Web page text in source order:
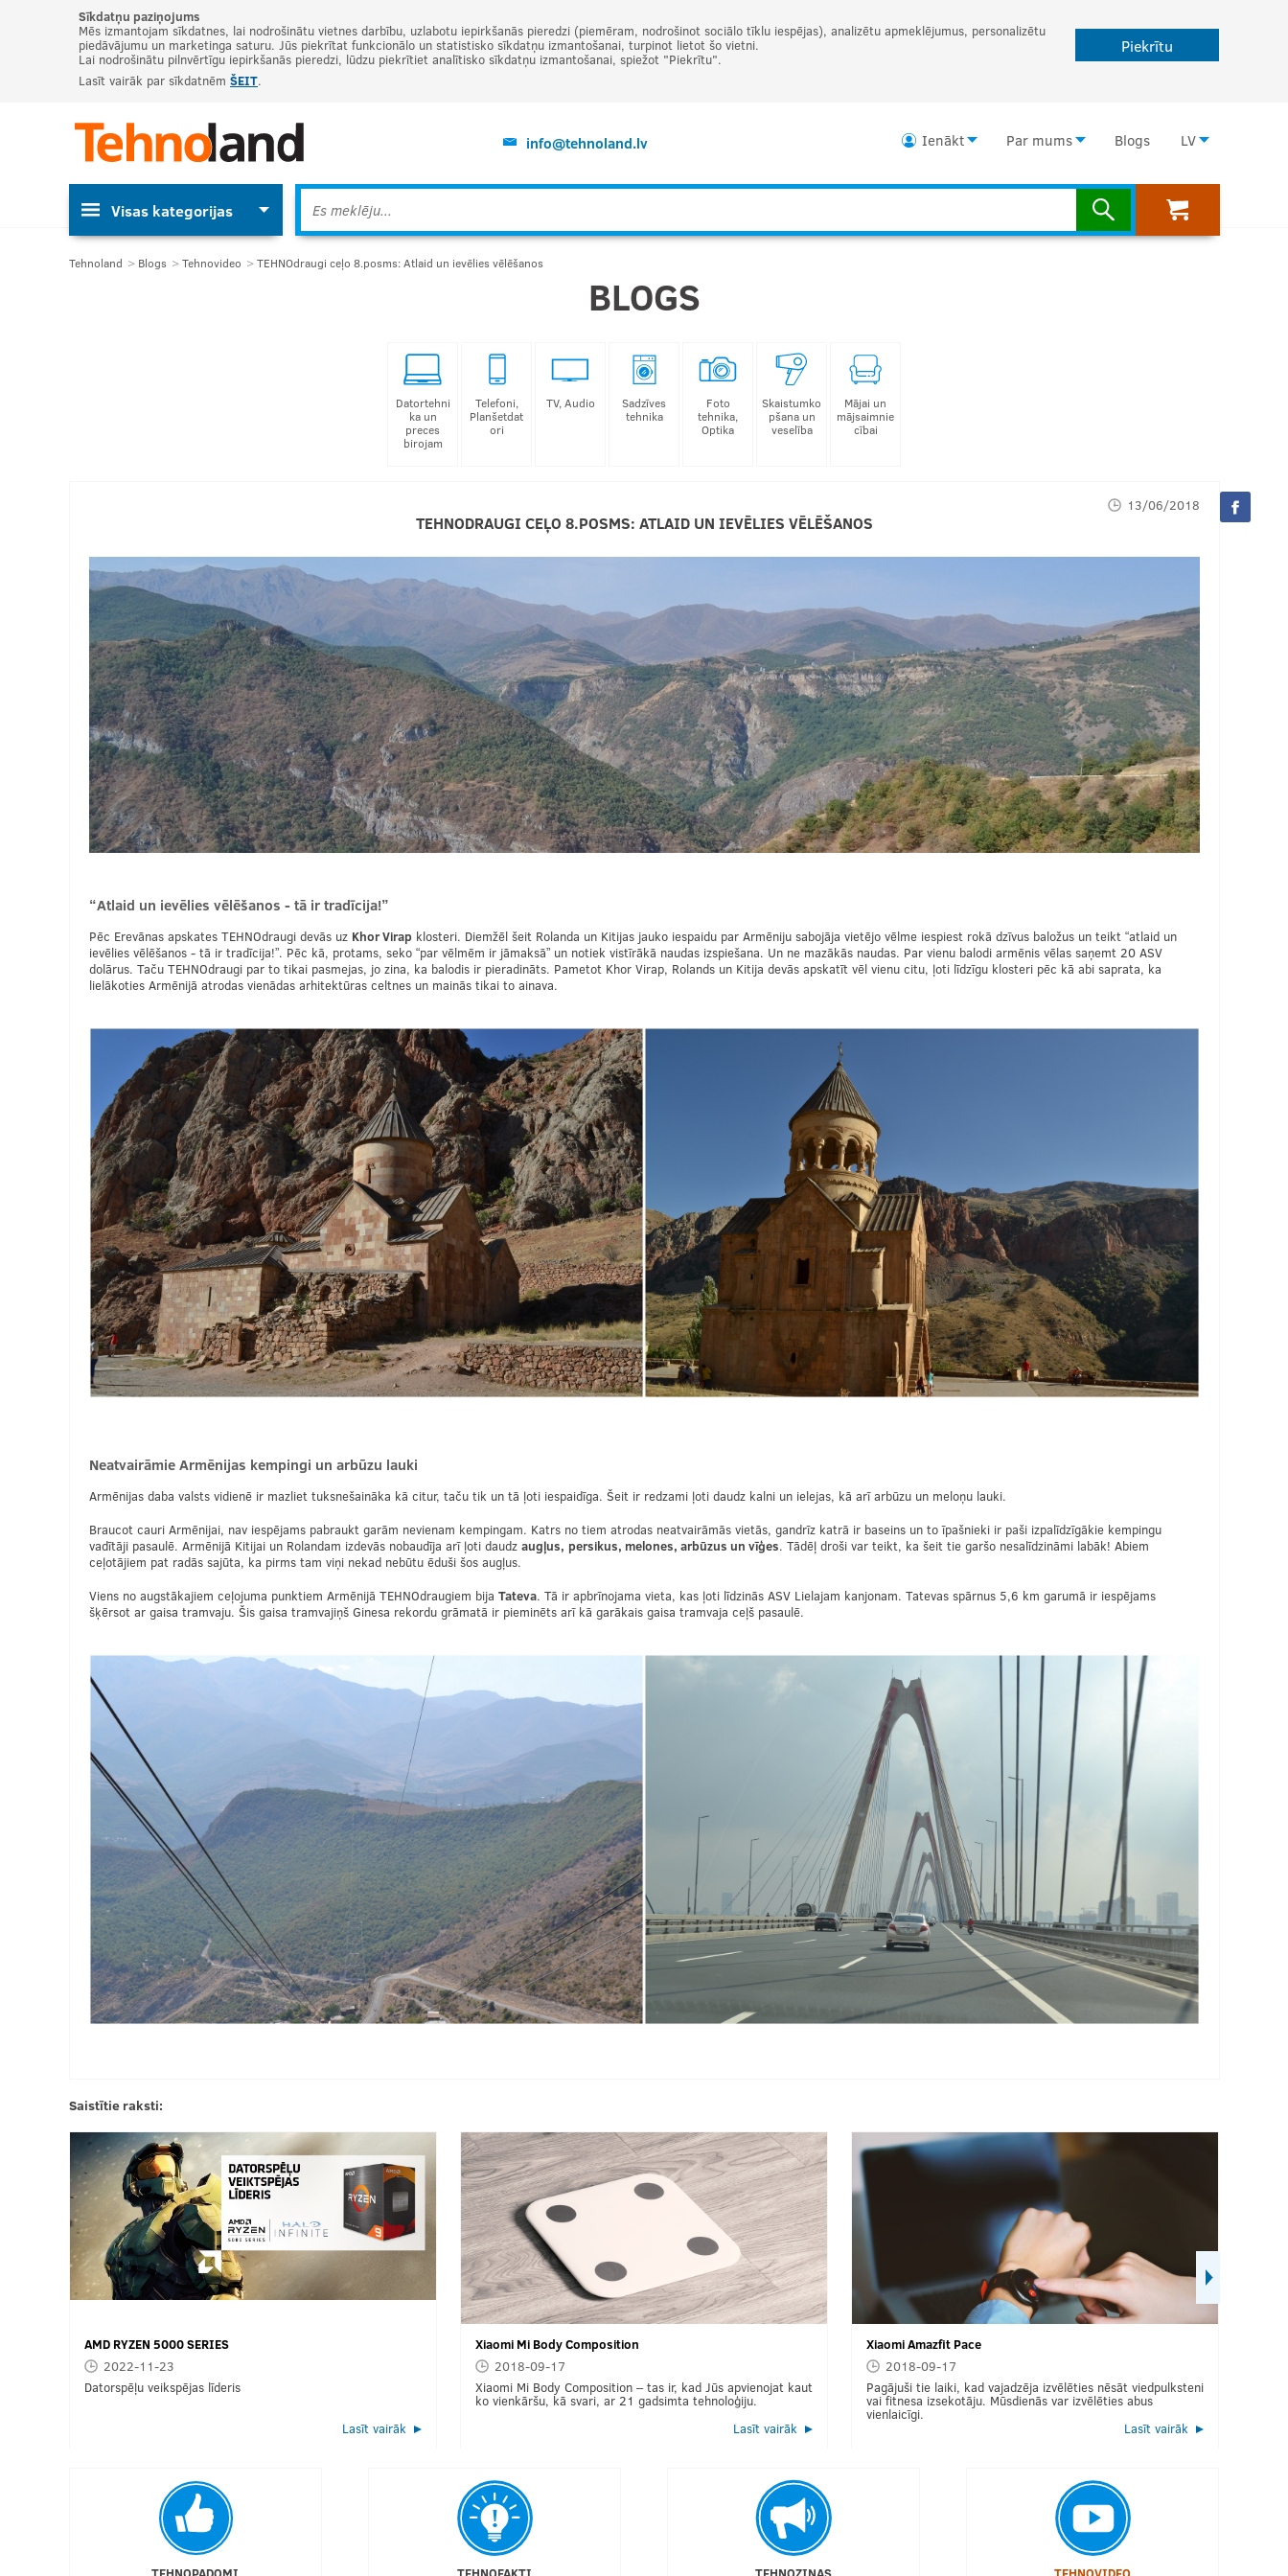
Sīkdatņu paziņojums
Mēs izmantojam sīkdatnes, lai nodrošinātu vietnes darbību, uzlabotu iepirkšanās pieredzi (piemēram, nodrošinot sociālo tīklu iespējas), analizētu apmeklējumus, personalizētu
piedāvājumu un marketinga saturu. Jūs piekrītat funkcionālo un statistisko sīkdatņu izmantošanai, turpinot lietot šo vietni.
Lai nodrošinātu pilnvērtīgu iepirkšanās pieredzi, lūdzu piekrītiet analītisko sīkdatņu izmantošanai, spiežot "Piekrītu".
Lasīt vairāk par sīkdatnēm ŠEIT.
Piekrītu
Ienākt Par mums Blogs LV
info@tehnoland.lv
Visas kategorijas
Tehnoland Blogs Tehnovideo TEHNOdraugi ceļo 8.posms: Atlaid un ievēlies vēlēšanos
BLOGS
Datortehni
ka un
preces
birojam
Telefoni,
Planšetdat
ori
TV, Audio
Sadzīves
tehnika
Foto
tehnika,
Optika
Skaistumko
pšana un
veselība
Mājai un
mājsaimnie
cībai
TEHNODRAUGI CEĻO 8.POSMS: ATLAID UN IEVĒLIES VĒLĒŠANOS
13/06/2018
“Atlaid un ievēlies vēlēšanos - tā ir tradīcija!”
Pēc Erevānas apskates TEHNOdraugi devās uz Khor Virap klosteri. Diemžēl šeit Rolanda un Kitijas jauko iespaidu par Armēniju sabojāja vietējo vēlme iespiest rokā dzīvus baložus un teikt “atlaid un
ievēlies vēlēšanos - tā ir tradīcija!”. Pēc kā, protams, seko “par vēlmēm ir jāmaksā” un notiek vistīrākā naudas izspiešana. Un ne mazākās naudas. Par vienu balodi armēnis vēlas saņemt 20 ASV
dolārus. Taču TEHNOdraugi par to tikai pasmejas, jo zina, ka balodis ir pieradināts. Pametot Khor Virap, Rolands un Kitija devās apskatīt vēl vienu citu, ļoti līdzīgu klosteri pēc kā abi saprata, ka
lielākoties Armēnijā atrodas vienādas arhitektūras celtnes un mainās tikai to ainava.
Neatvairāmie Armēnijas kempingi un arbūzu lauki
Armēnijas daba valsts vidienē ir mazliet tuksnešaināka kā citur, taču tik un tā ļoti iespaidīga. Šeit ir redzami ļoti daudz kalni un ielejas, kā arī arbūzu un meloņu lauki.
Braucot cauri Armēnijai, nav iespējams pabraukt garām nevienam kempingam. Katrs no tiem atrodas neatvairāmās vietās, gandrīz katrā ir baseins un to īpašnieki ir paši izpalīdzīgākie kempingu
vadītāji pasaulē. Armēnijā Kitijai un Rolandam izdevās nobaudīja arī ļoti daudz augļus, persikus, melones, arbūzus un vīģes. Tādēļ droši var teikt, ka šeit tie garšo nesalīdzināmi labāk! Abiem
ceļotājiem pat radās sajūta, ka pirms tam viņi nekad nebūtu ēduši šos augļus.
Viens no augstākajiem ceļojuma punktiem Armēnijā TEHNOdraugiem bija Tateva. Tā ir apbrīnojama vieta, kas ļoti līdzinās ASV Lielajam kanjonam. Tatevas spārnus 5,6 km garumā ir iespējams
šķērsot ar gaisa tramvaju. Šis gaisa tramvajiņš Ginesa rekordu grāmatā ir pieminēts arī kā garākais gaisa tramvaja ceļš pasaulē.
Saistītie raksti:
AMD RYZEN 5000 SERIES
2022-11-23
Datorspēļu veikspējas līderis
Lasīt vairāk
Xiaomi Mi Body Composition
2018-09-17
Xiaomi Mi Body Composition – tas ir, kad Jūs apvienojat kaut
ko vienkāršu, kā svari, ar 21 gadsimta tehnoloģiju.
Lasīt vairāk
Xiaomi Amazfit Pace
2018-09-17
Pagājuši tie laiki, kad vajadzēja izvēlēties nēsāt viedpulksteni
vai fitnesa izsekotāju. Mūsdienās var izvēlēties abus
vienlaicīgi.
Lasīt vairāk